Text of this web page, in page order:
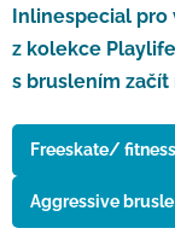
Inlinespecial
z kolekce
s bruslením
Freeskate/
Aggressive